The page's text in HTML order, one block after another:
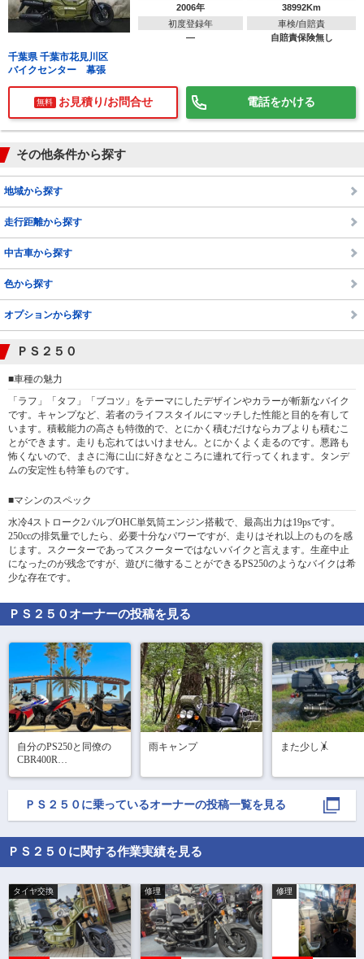
2006年
38992Km
初度登録年
―
車検/自賠責
自賠責保険無し
千葉県 千葉市花見川区
バイクセンター 幕張
無料 お見積り/お問合せ 電話をかける
その他条件から探す
地域から探す
走行距離から探す
中古車から探す
色から探す
オプションから探す
ＰＳ２５０
■車種の魅力
「ラフ」「タフ」「ブコツ」をテーマにしたデザインやカラーが斬新なバイク
です。キャンプなど、若者のライフスタイルにマッチした性能と目的を有して
います。積載能力の高さも特徴的で、とにかく積むだけならカブよりも積むこ
とができます。走りも忘れてはいけません。とにかくよく走るのです。悪路も
怖くないので、まさに海に山に好きなところに連れて行ってくれます。タンデ
ムの安定性も特筆ものです。
■マシンのスペック
水冷4ストローク2バルブOHC単気筒エンジン搭載で、最高出力は19psです。
250ccの排気量でしたら、必要十分なパワーですが、走りはそれ以上のものを感
じます。スクーターであってスクーターではないバイクと言えます。生産中止
になったのが残念ですが、遊びに徹することができるPS250のようなバイクは希
少な存在です。
ＰＳ２５０ オーナーの投稿を見る
自分のPS250と同僚の
CBR400R
CBRを年明けに売るか
う！と言うことでパシ
ャリ📷
次のバイクはヴィット
ピレンだから
また撮りに行かないと
ね😏
雨キャンプ また少し🤸
ＰＳ２５０ に乗っているオーナーの投稿一覧を見る
ＰＳ２５０に関する作業実績を見る
タイヤ交換 修理 修理
で相場をチェック！